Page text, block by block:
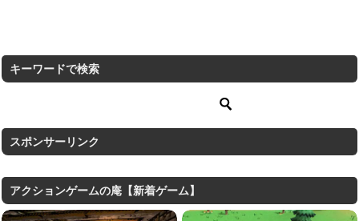
キーワードで検索
スポンサーリンク
アクションゲームの庵【新着ゲーム】